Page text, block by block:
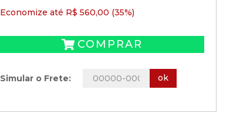
Economize até R$ 560,00 (35%)
COMPRAR
Simular o Frete: ok